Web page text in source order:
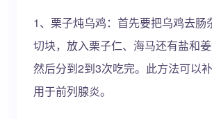
1、栗子炖乌鸡：首先要把乌鸡去肠
切块，放入栗子仁、海马还有盐和姜
然后分到2到3次吃完。此方法可以
用于前列腺炎。